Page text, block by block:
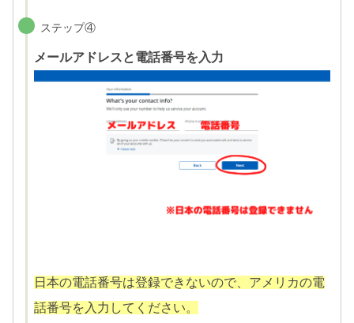
ステップ④
メールアドレスと電話番号を入力
日本の電話番号は登録できないので、アメリカの電
話番号を入力してください。